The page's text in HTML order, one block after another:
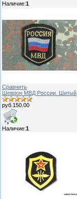
Наличие:1
Сравнить
Шеврон МВД России. Шитый
руб.150.00
Наличие:1